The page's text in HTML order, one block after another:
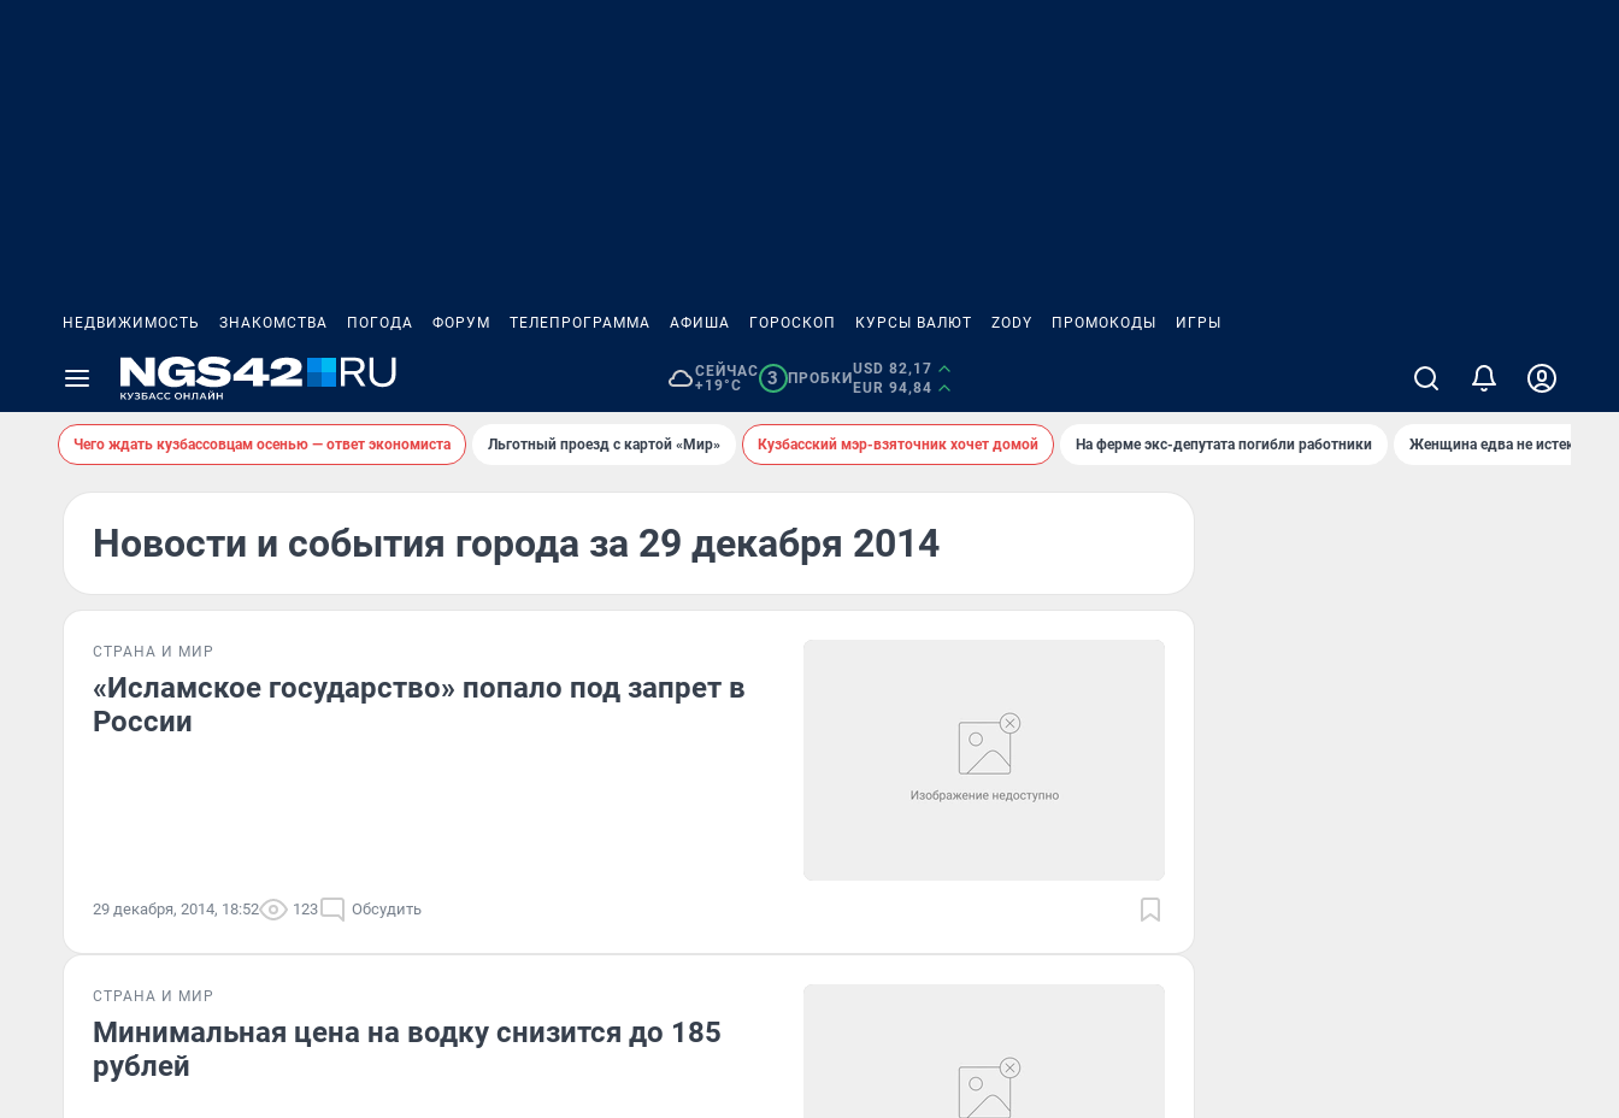
НЕДВИЖИМОСТЬ ЗНАКОМСТВА ПОГОДА ФОРУМ ТЕЛЕПРОГРАММА АФИША ГОРОСКОП КУРСЫ ВАЛЮТ ZODY ПРОМОКОДЫ ИГРЫ
СЕЙЧАС
+19°C
3 ПРОБКИ
USD 82,17
EUR 94,84
Чего ждать кузбассовцам осенью — ответ экономиста Льготный проезд с картой «Мир» Кузбасский мэр-взяточник хочет домой На ферме экс-депутата погибли работники Женщина едва не истекла
Новости и события города за 29 декабря 2014
СТРАНА И МИР
«Исламское государство» попало под запрет в
России
29 декабря, 2014, 18:52 123 Обсудить
СТРАНА И МИР
Минимальная цена на водку снизится до 185
рублей